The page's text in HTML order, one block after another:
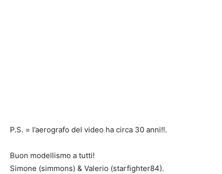
P.S. = l’aerografo del video ha circa 30 anni!!.
Buon modellismo a tutti!
Simone (simmons) & Valerio (starfighter84).